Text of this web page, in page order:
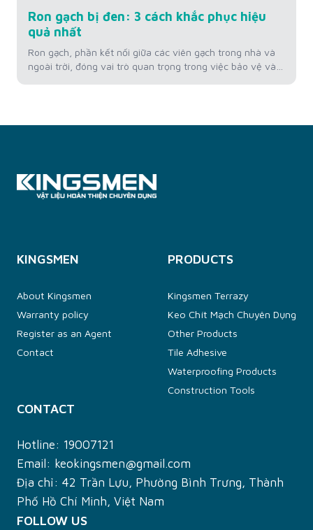
Ron gạch bị đen: 3 cách khắc phục hiệu
quả nhất
Ron gạch, phần kết nối giữa các viên gạch trong nhà và
ngoài trời, đóng vai trò quan trọng trong việc bảo vệ và
KINGSMEN
About Kingsmen
Warranty policy
Register as an Agent
Contact
PRODUCTS
Kingsmen Terrazy
Keo Chít Mạch Chuyên Dụng
Other Products
Tile Adhesive
Waterproofing Products
Construction Tools
CONTACT
Hotline: 19007121
Email: keokingsmen@gmail.com
Địa chỉ: 42 Trần Lựu, Phường Bình Trưng, Thành
Phố Hồ Chí Minh, Việt Nam
FOLLOW US